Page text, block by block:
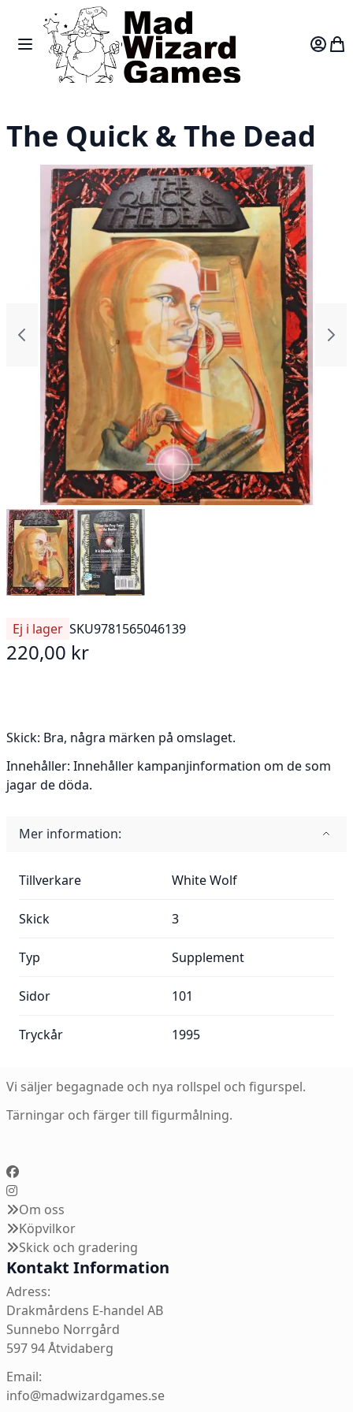
Skip to Content
Toggle Nav
The Quick & The Dead
Ej i lager SKU9781565046139
220,00 kr
Skick: Bra, några märken på omslaget.
Innehåller: Innehåller kampanjinformation om de som
jagar de döda.
Mer information:
Tillverkare White Wolf
Skick 3
Typ Supplement
Sidor 101
Tryckår 1995
Vi säljer begagnade och nya rollspel och figurspel.
Tärningar och färger till figurmålning.
Om oss
Köpvilkor
Skick och gradering
Kontakt Information
Adress:
Drakmårdens E-handel AB
Sunnebo Norrgård
597 94 Åtvidaberg
Email:
info@madwizardgames.se